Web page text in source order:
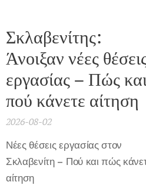
Σκλαβενίτης:
Άνοιξαν νέες
εργασίας – Πώς
πού κάνετε αίτηση
2026-08-02
Νέες θέσεις εργασίας στον
Σκλαβενίτη – Πού και πώς
αίτηση